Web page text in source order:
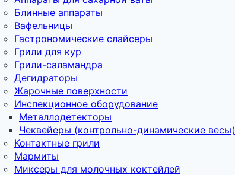
Блинные аппараты
Вафельницы
Гастрономические слайсеры
Грили для кур
Грили-саламандра
Дегидраторы
Жарочные поверхности
Инспекционное оборудование
Металлодетекторы
Чеквейеры (контрольно-динамические весы)
Контактные грили
Мармиты
Миксеры для молочных коктейлей